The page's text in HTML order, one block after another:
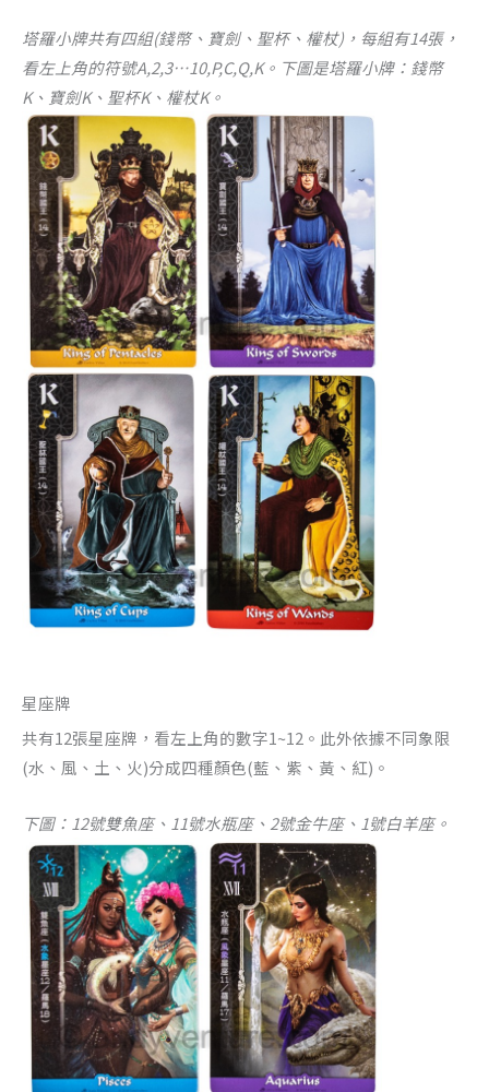
塔羅小牌共有四組(錢幣、寶劍、聖杯、權杖)，每組有14張，
看左上角的符號A,2,3…10,P,C,Q,K。下圖是塔羅小牌：錢幣
K、寶劍K、聖杯K、權杖K。
星座牌
共有12張星座牌，看左上角的數字1~12。此外依據不同象限
(水、風、土、火)分成四種顏色(藍、紫、黃、紅)。
下圖：12號雙魚座、11號水瓶座、2號金牛座、1號白羊座。